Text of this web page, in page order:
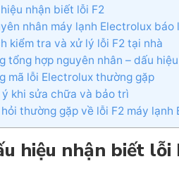
hiệu nhận biết lỗi F2
nhân máy lạnh Electrolux báo
kiểm tra và xử lý lỗi F2 tại nhà
tổng hợp nguyên nhân – dấu
mã lỗi Electrolux thường gặp
ý khi sửa chữa và bảo trì
hỏi thường gặp về lỗi F2 máy lạnh
hiệu nhận biết lỗi